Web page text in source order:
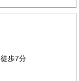
徒歩7分